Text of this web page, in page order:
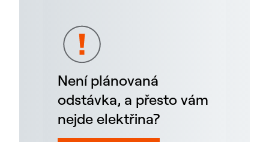
Není plánovaná
odstávka, a přesto vám
nejde elektřina?